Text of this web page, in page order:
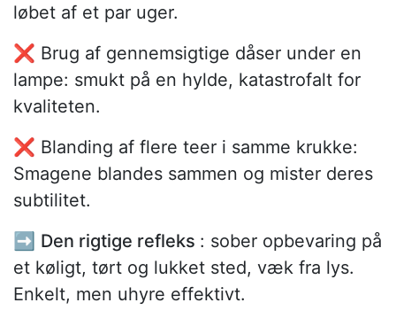
løbet af et par uger.
❌ Brug af gennemsigtige dåser under en
lampe: smukt på en hylde, katastrofalt for
kvaliteten.
❌ Blanding af flere teer i samme krukke:
Smagene blandes sammen og mister deres
subtilitet.
➡️ Den rigtige refleks : sober opbevaring på
et køligt, tørt og lukket sted, væk fra lys.
Enkelt, men uhyre effektivt.